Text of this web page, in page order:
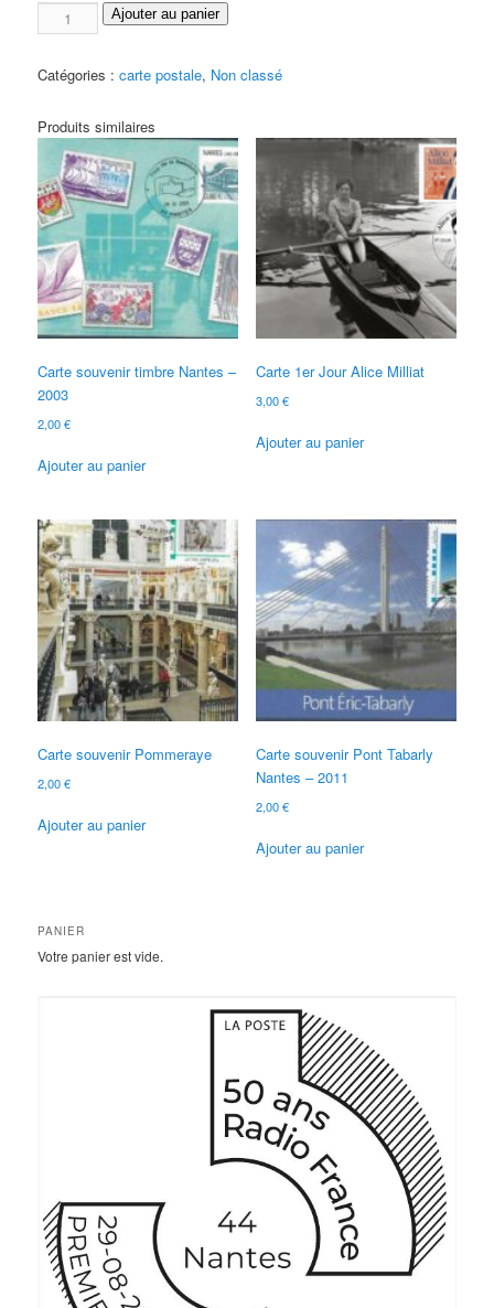
quantité
de
1er
Lucie
Randoin-
hangar
à
bananes
Ajouter au panier
Catégories :carte postale, Non classé
Produits similaires
Carte souvenir timbre Nantes –
2003
2,00€
Ajouter au panier
Carte 1er Jour Alice Milliat
3,00€
Ajouter au panier
Carte souvenir Pommeraye
2,00€
Ajouter au panier
Carte souvenir Pont Tabarly
Nantes – 2011
2,00€
Ajouter au panier
PANIER
Votre panier est vide.